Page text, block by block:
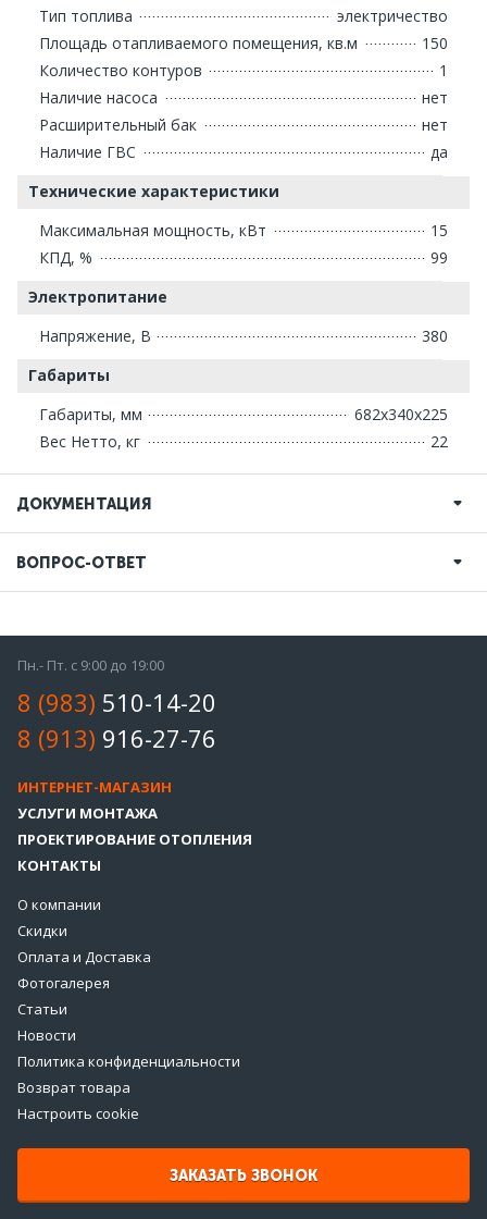
Тип топлива
электричество
Площадь отапливаемого помещения, кв.м
150
Количество контуров
1
Наличие насоса
нет
Расширительный бак
нет
Наличие ГВС
да
Технические характеристики
Максимальная мощность, кВт
15
КПД, %
99
Электропитание
Напряжение, В
380
Габариты
Габариты, мм
682х340х225
Вес Нетто, кг
22
ДОКУМЕНТАЦИЯ
ВОПРОС-ОТВЕТ
Пн.- Пт. с 9:00 до 19:00
8 (983) 510-14-20
8 (913) 916-27-76
ИНТЕРНЕТ-МАГАЗИН
УСЛУГИ МОНТАЖА
ПРОЕКТИРОВАНИЕ ОТОПЛЕНИЯ
КОНТАКТЫ
О компании
Скидки
Оплата и Доставка
Фотогалерея
Статьи
Новости
Политика конфиденциальности
Возврат товара
Настроить cookie
ЗАКАЗАТЬ ЗВОНОК